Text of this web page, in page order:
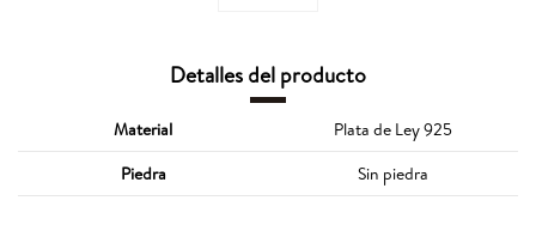
Detalles del producto
Material
Plata de Ley 925
Piedra
Sin piedra